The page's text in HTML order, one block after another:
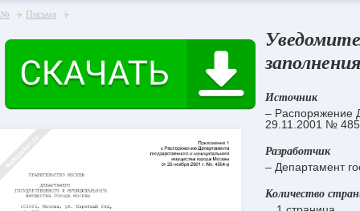
№ Письма
Источник
– Распоряжение
29.11.2001 №
Разработчик
– Департамент
Количество